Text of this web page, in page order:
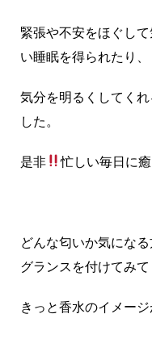
緊張や不安をほぐし
い睡眠を得られたり、
気分を明るくしてく
した。
是非 忙しい毎日に
どんな匂いか気にな
グランスを付けてみ
きっと香水のイメージ